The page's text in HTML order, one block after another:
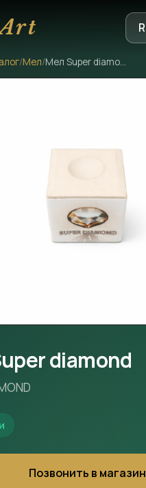
/Мел/ Мел Super diamond
diamond
Позвонить в магазин